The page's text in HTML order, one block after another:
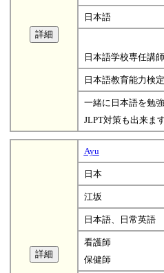
日本語
日本語学校専任講師
日本語教育能力検
一緒に日本語を勉
JLPT対策も出来ま
Ayu
日本
江坂
日本語、日常英語
看護師
保健師